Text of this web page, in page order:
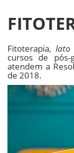
Fitoterapia,lato
cursos de pós-
atendem a
de 2018.